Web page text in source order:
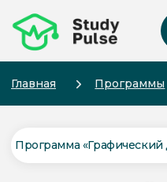
Главная Программы
Программа «‎Графический дизайнер:
Графический
все о визуальных